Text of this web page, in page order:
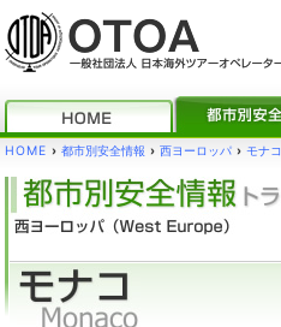
HOME › 都市別安全情報 › 西ヨーロッパ › モナコ